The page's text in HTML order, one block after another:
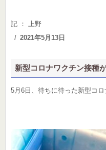
記 ： 上野
Posted
2021年5月13日
新型コロナワクチン接種
5月6日、待ちに待った新型コ